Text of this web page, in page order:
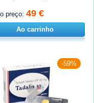
preço: 49 €
Ao carrinho
-59%